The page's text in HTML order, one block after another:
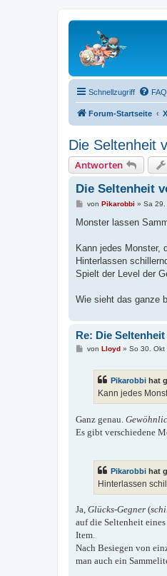
Schnellzugriff FAQ
Forum-Startseite
Die Seltenheit
Antworten
Die Seltenheit
B
i
a
von Pikarobbi » Sa 29.
Monster lassen
Kann jedes Monster,
Hinterlassen
Spielt der Level der
Wie sieht das ganze
Re: Die
Bvon Lloyd» So 30. Okt
Pikarobbi hat
Kann jedes
Ganz genau.
Es gibt verschiedene
Pikarobbi hat
Hinterlassen
Ja, Glücks-Gegner (
auf die Seltenheit
Item.
Nach Besiegen von
man auch ein